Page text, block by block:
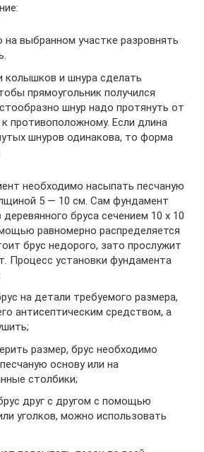
выбранном участке разровнять
и шнура сделать
прямоугольник получился
шнур надо протянуть от
к противоположному. Если длина
шнуров одинакова, то форма
необходимо насыпать песчаную
5 — 10 см. Сам фундамент
деревянного бруса сечением 10 х 10
равномерно распределяется
брус недорого, зато прослужит
Процесс установки фундамента
на детали требуемого размера,
антисептическим средством, а
размер, брус необходимо
основу или на
столбики;
друг с другом с помощью
уголков, можно использовать